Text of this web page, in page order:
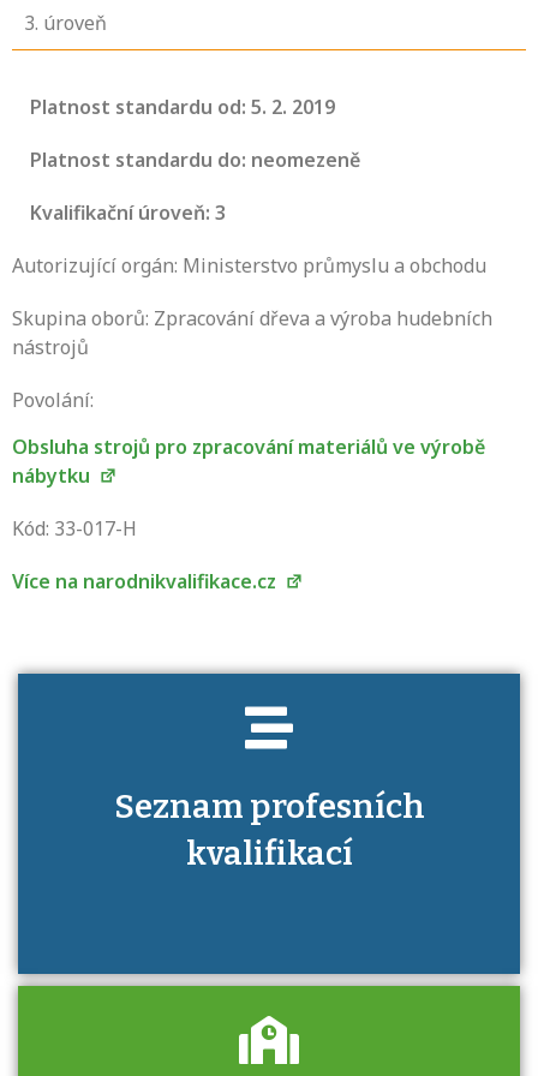
3. úroveň
Platnost standardu od: 5. 2. 2019
Platnost standardu do: neomezeně
Kvalifikační úroveň: 3
Autorizující orgán: Ministerstvo průmyslu a obchodu
Skupina oborů: Zpracování dřeva a výroba hudebních
nástrojů
Povolání:
Obsluha strojů pro zpracování materiálů ve výrobě
nábytku
Kód: 33-017-H
Více na narodnikvalifikace.cz
Seznam profesních
kvalifikací
Víte, jaké dovednosti musíte pro danou